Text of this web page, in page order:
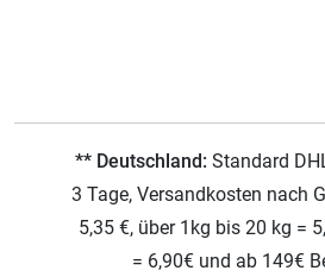
** Deutschland: Standard
3 Tage, Versandkosten nach
5,35 €, über 1kg bis 20 kg =
= 6,90€ und ab 149€